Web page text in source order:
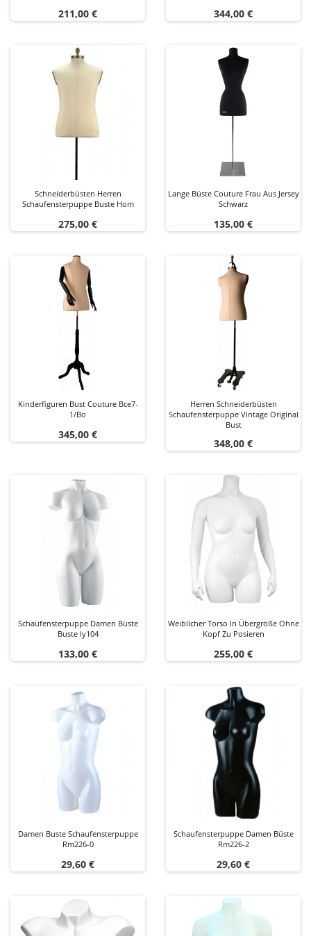
Preis
211,00 € Preis
344,00 €
Schneiderbüsten Herren
Schaufensterpuppe Buste Hom
Preis
275,00 €
Lange Büste Couture Frau Aus Jersey
Schwarz
Preis
135,00 €
Kinderfiguren Bust Couture Bce7-
1/bo
Preis
345,00 €
Herren Schneiderbüsten
Schaufensterpuppe Vintage Original
Bust
Preis
348,00 €
Schaufensterpuppe Damen Büste
Buste Iy104
Preis
133,00 €
Weiblicher Torso In Übergröße Ohne
Kopf Zu Posieren
Preis
255,00 €
Damen Buste Schaufensterpuppe
Rm226-0
Preis
29,60 €
Schaufensterpuppe Damen Büste
Rm226-2
Preis
29,60 €